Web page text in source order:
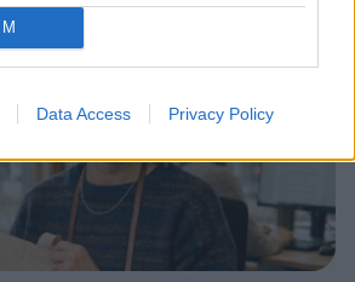
Data Access Privacy Policy